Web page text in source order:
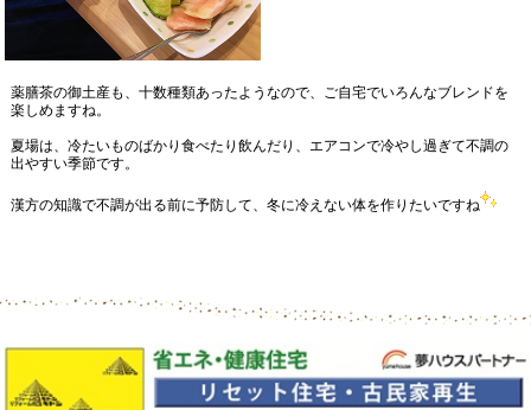
薬膳茶の御土産も、十数種類あったようなので、ご自宅でいろんなブレンドを
楽しめますね。
夏場は、冷たいものばかり食べたり飲んだり、エアコンで冷やし過ぎて不調の
出やすい季節です。
漢方の知識で不調が出る前に予防して、冬に冷えない体を作りたいですね